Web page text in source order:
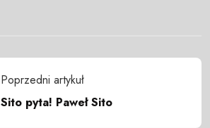
Poprzedni artykuł
Sito pyta! Paweł Sito